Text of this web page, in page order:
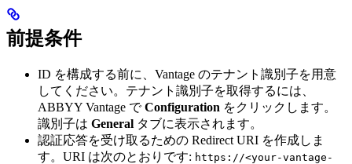
前提条件
ID を構成する前に、Vantage のテナント識別子を用意
してください。テナント識別子を取得するには、
ABBYY Vantage でConfiguration をクリックします。
識別子は General タブに表示されます。
認証応答を受け取るための Redirect URI を作成しま
す。URI は次のとおりです: https://<your-vantage-